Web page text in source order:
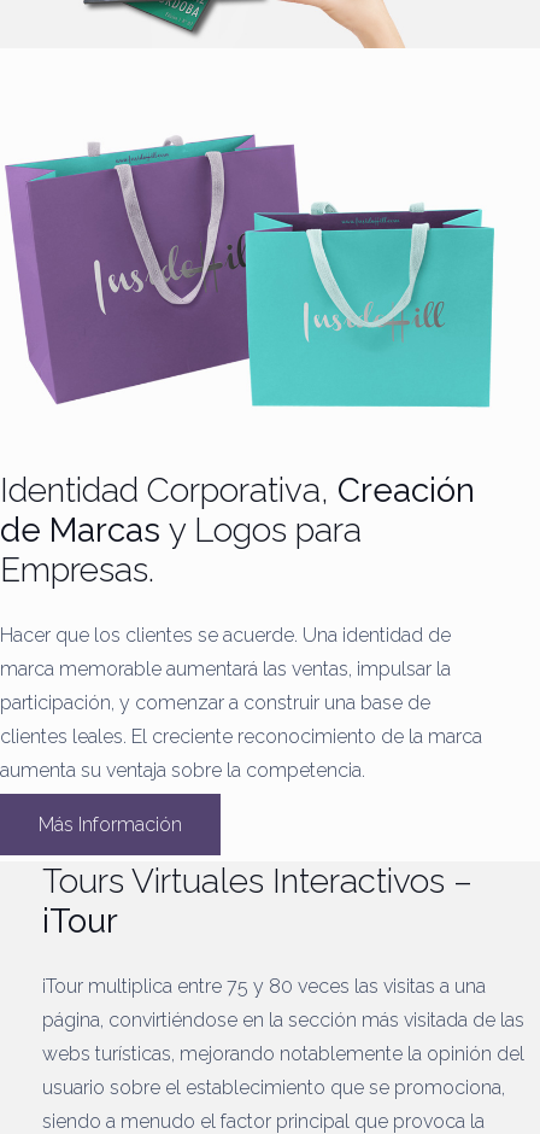
Identidad Corporativa, Creación
de Marcas y Logos para
Empresas.
Hacer que los clientes se acuerde. Una identidad de
marca memorable aumentará las ventas, impulsar la
participación, y comenzar a construir una base de
clientes leales. El creciente reconocimiento de la marca
aumenta su ventaja sobre la competencia.
Más Información
Tours Virtuales Interactivos –
iTour
iTour multiplica entre 75 y 80 veces las visitas a una
página, convirtiéndose en la sección más visitada de las
webs turísticas, mejorando notablemente la opinión del
usuario sobre el establecimiento que se promociona,
siendo a menudo el factor principal que provoca la